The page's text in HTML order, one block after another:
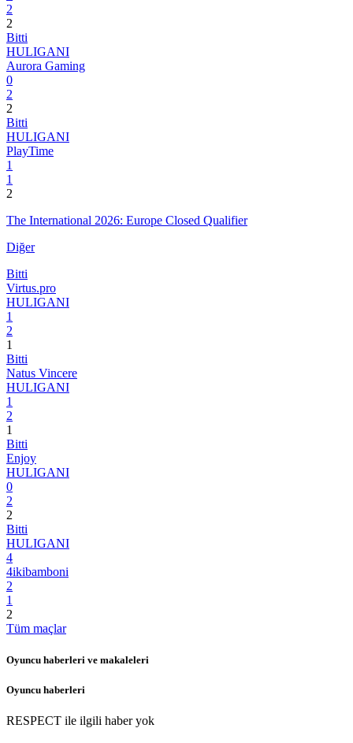
2
2
Bitti
HULIGANI
Aurora Gaming
0
2
2
Bitti
HULIGANI
PlayTime
1
1
2
The International 2026: Europe Closed Qualifier
Diğer
Bitti
Virtus.pro
HULIGANI
1
2
1
Bitti
Natus Vincere
HULIGANI
1
2
1
Bitti
Enjoy
HULIGANI
0
2
2
Bitti
HULIGANI
4
4ikibamboni
2
1
2
Tüm maçlar
Oyuncu haberleri ve makaleleri
Oyuncu haberleri
RESPECT ile ilgili haber yok